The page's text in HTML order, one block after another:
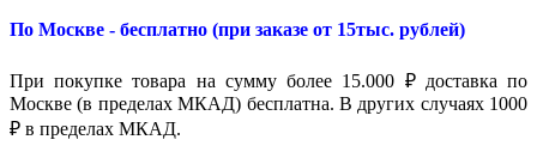
По Москве - бесплатно (при заказе от 15тыс. рублей)
При покупке товара на сумму более 15.000 ₽ доставка по
Москве (в пределах МКАД) бесплатна. В других случаях 1000
₽ в пределах МКАД.